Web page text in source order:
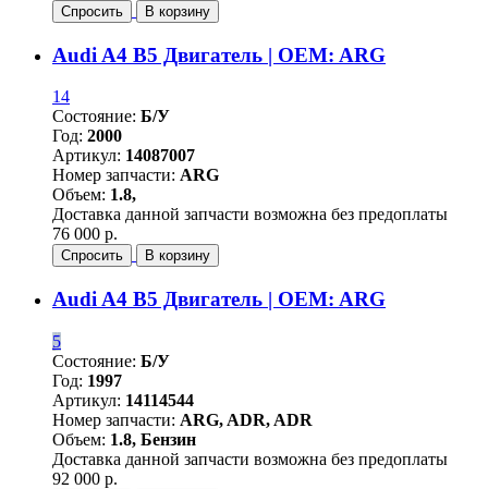
Спросить В корзину
Audi A4 B5 Двигатель | OEM: ARG
14
Состояние: Б/У
Год: 2000
Артикул: 14087007
Номер запчасти: ARG
Объем: 1.8,
Доставка данной запчасти возможна без предоплаты
76 000 р.
Спросить В корзину
Audi A4 B5 Двигатель | OEM: ARG
5
Состояние: Б/У
Год: 1997
Артикул: 14114544
Номер запчасти: ARG, ADR, ADR
Объем: 1.8, Бензин
Доставка данной запчасти возможна без предоплаты
92 000 р.